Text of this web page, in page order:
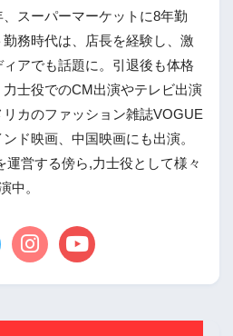
スーパーマーケットに8年勤
務時代は、店長を経験し、激
アでも話題に。引退後も体格
士役でのCM出演やテレビ出演
カのファッション雑誌VOGUE
ド映画、中国映画にも出演。
運営する傍ら,力士役として様々
中。